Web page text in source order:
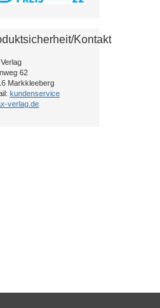
Kontakt
62
Markkleeberg
kundenservice
verlag.de